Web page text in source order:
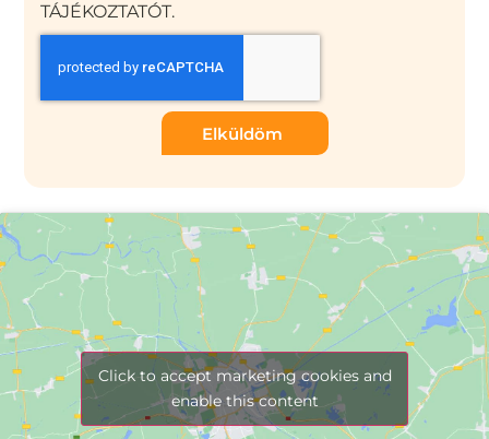
TÁJÉKOZTATÓT.
Elküldöm
Click to accept marketing cookies and
enable this content